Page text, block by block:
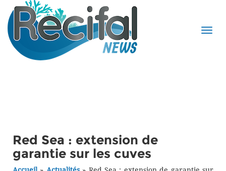
Red Sea : extension de
garantie sur les cuves